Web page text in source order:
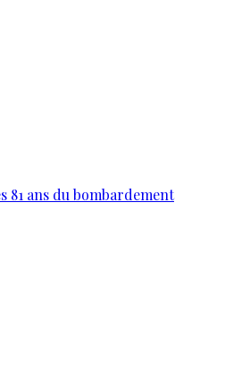
81 ans du bombardement